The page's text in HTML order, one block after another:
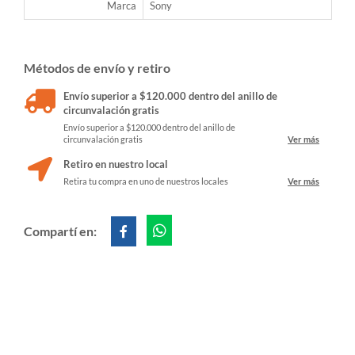
Marca Sony
Métodos de envío y retiro
Envío superior a $120.000 dentro del anillo de
circunvalación gratis
Envío superior a $120.000 dentro del anillo de
circunvalación gratis
Ver más
Retiro en nuestro local
Retira tu compra en uno de nuestros locales Ver más
Compartí en: